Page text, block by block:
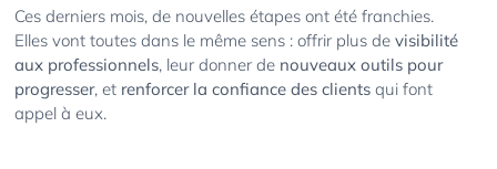
Ces derniers mois, de nouvelles étapes ont été franchies.
Elles vont toutes dans le même sens : offrir plus devisibilité
aux professionnels, leur donner de nouveaux outils pour
progresser, et renforcer la confiance des clients qui font
appel à eux.